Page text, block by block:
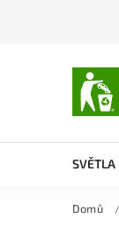
SVĚTLA
Domů /